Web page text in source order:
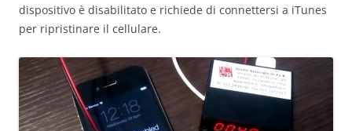
dispositivo è disabilitato e richiede di connettersi a iTunes
per ripristinare il cellulare.